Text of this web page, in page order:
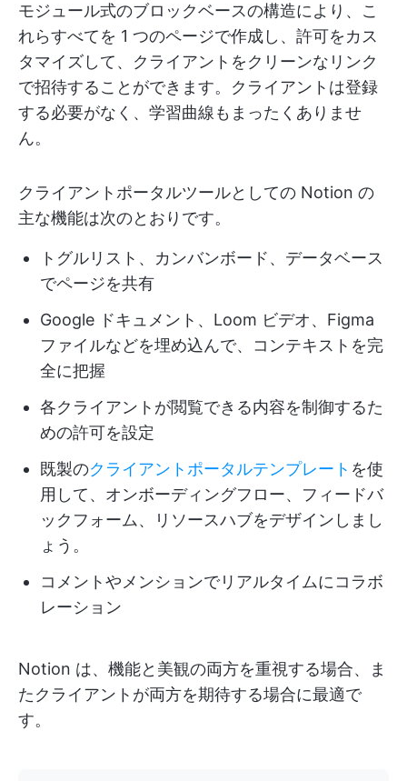
モジュール式のブロックベースの構造により、こ
れらすべてを 1 つのページで作成し、許可をカス
タマイズして、クライアントをクリーンなリンク
で招待することができます。クライアントは登録
する必要がなく、学習曲線もまったくありませ
ん。
クライアントポータルツールとしての Notion の
主な機能は次のとおりです。
トグルリスト、カンバンボード、データベース
でページを共有
Google ドキュメント、Loom ビデオ、Figma
ファイルなどを埋め込んで、コンテキストを完
全に把握
各クライアントが閲覧できる内容を制御するた
めの許可を設定
既製のクライアントポータルテンプレート を使
用して、オンボーディングフロー、フィードバ
ックフォーム、リソースハブをデザインしまし
ょう。
コメントやメンションでリアルタイムにコラボ
レーション
Notion は、機能と美観の両方を重視する場合、ま
たクライアントが両方を期待する場合に最適で
す。